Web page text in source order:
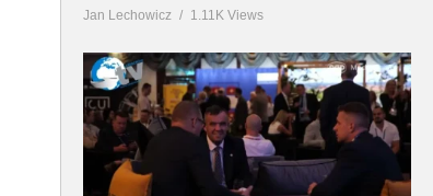
Jan Lechowicz 1.11K Views